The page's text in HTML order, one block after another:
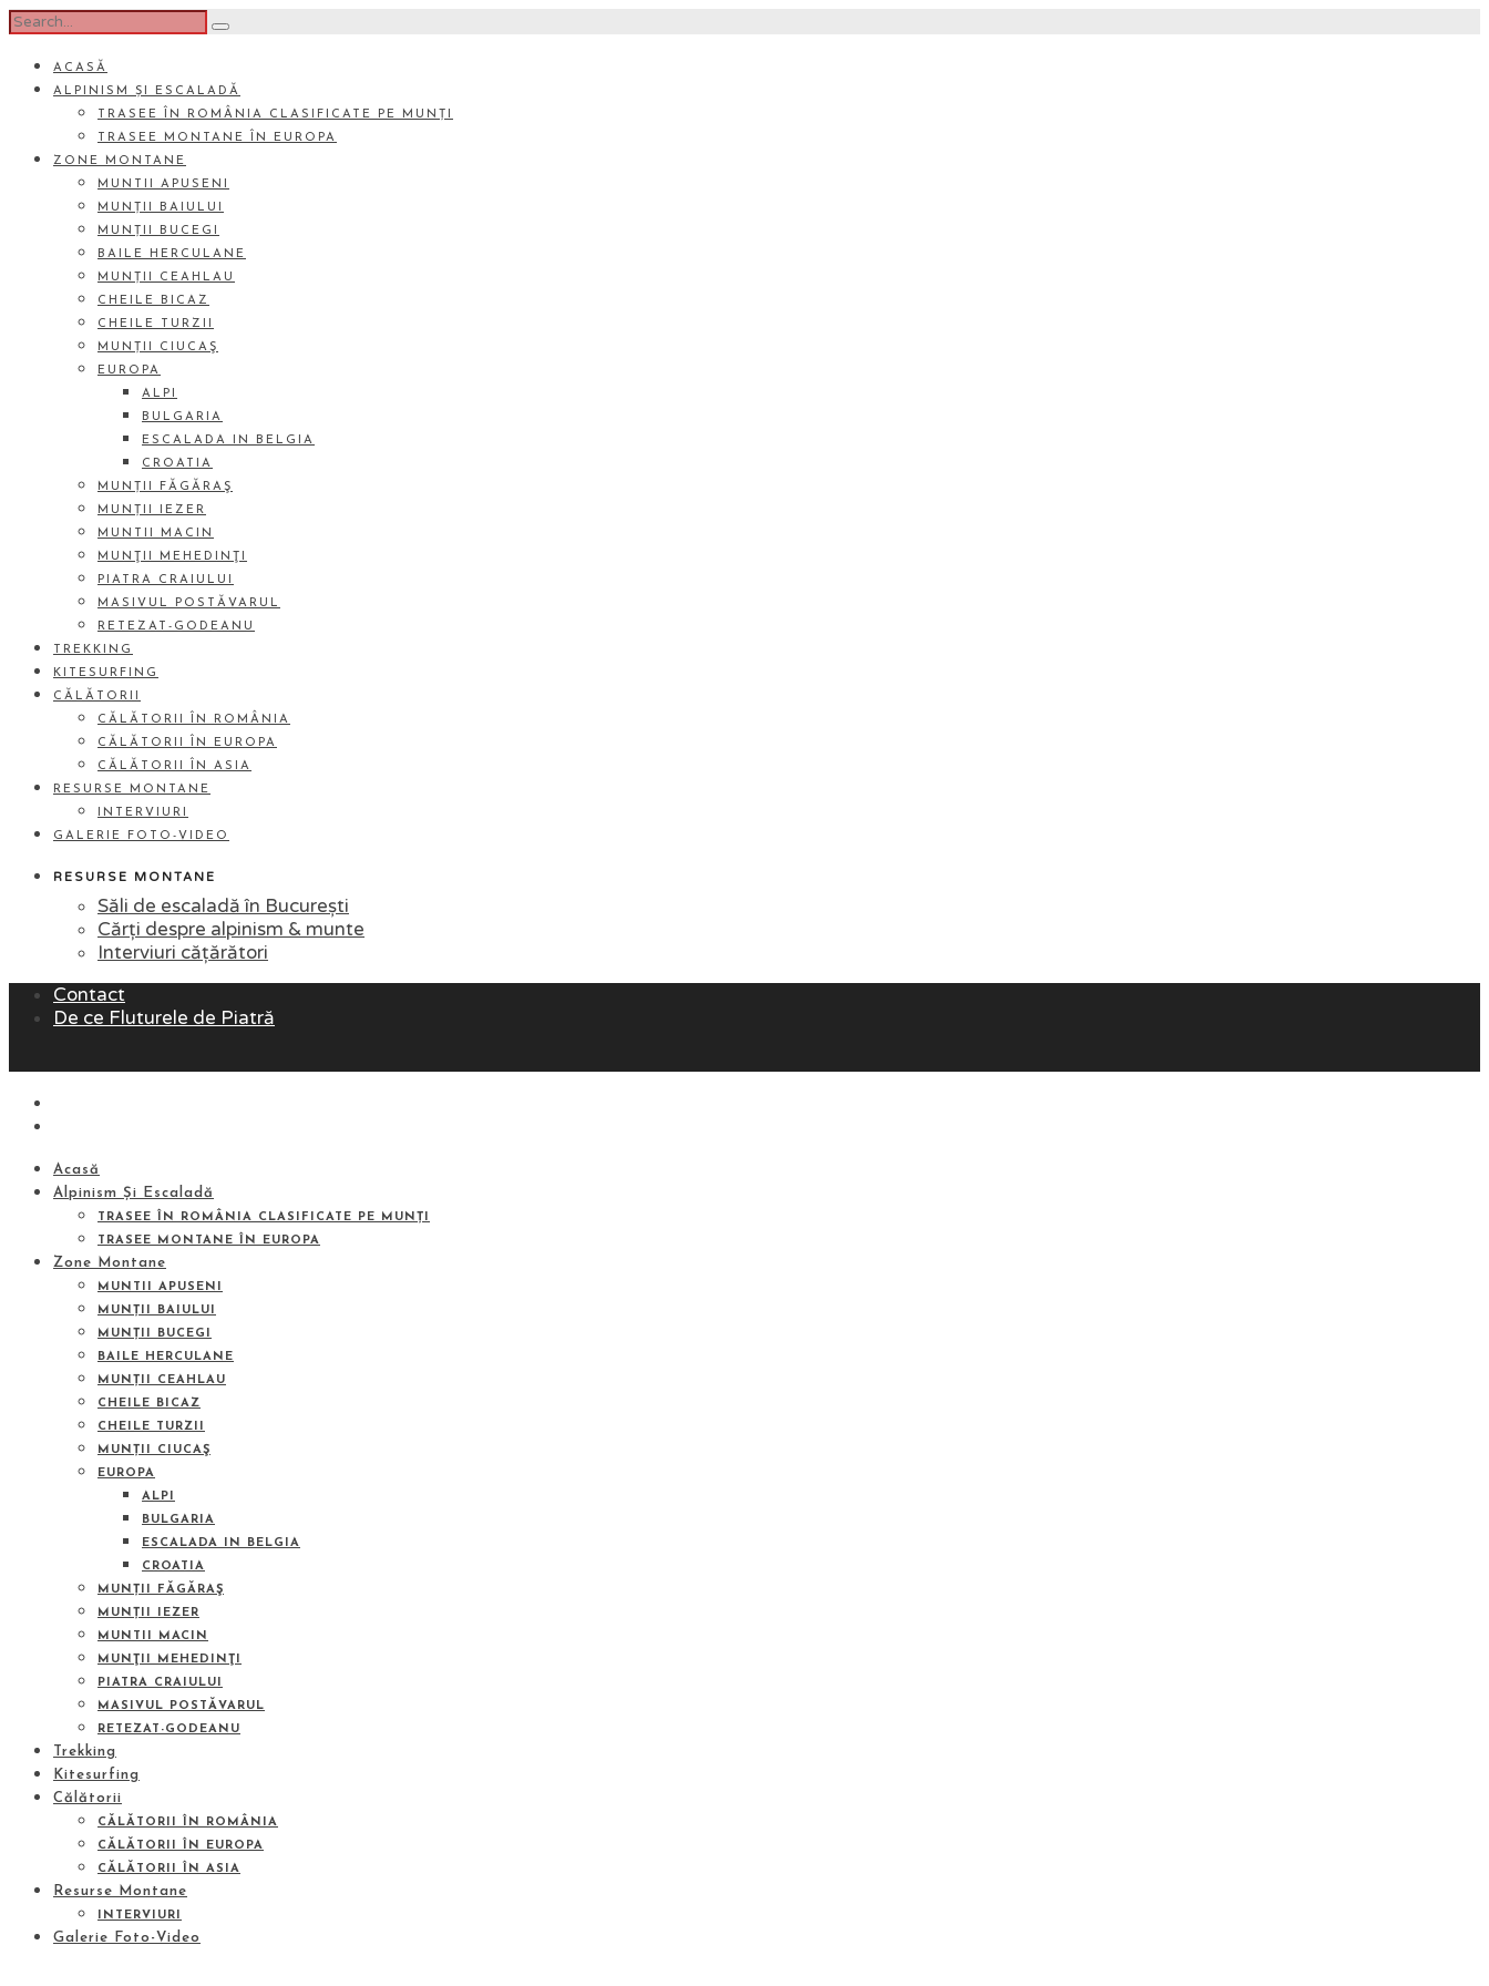
ACASĂ
ALPINISM ȘI ESCALADĂ
TRASEE ÎN ROMÂNIA CLASIFICATE PE MUNȚI
TRASEE MONTANE ÎN EUROPA
ZONE MONTANE
MUNTII APUSENI
MUNȚII BAIULUI
MUNȚII BUCEGI
BAILE HERCULANE
MUNȚII CEAHLAU
CHEILE BICAZ
CHEILE TURZII
MUNȚII CIUCAŞ
EUROPA
ALPI
BULGARIA
ESCALADA IN BELGIA
CROATIA
MUNȚII FĂGĂRAŞ
MUNȚII IEZER
MUNTII MACIN
MUNŢII MEHEDINŢI
PIATRA CRAIULUI
MASIVUL POSTĂVARUL
RETEZAT-GODEANU
TREKKING
KITESURFING
CĂLĂTORII
CĂLĂTORII ÎN ROMÂNIA
CĂLĂTORII ÎN EUROPA
CĂLĂTORII ÎN ASIA
RESURSE MONTANE
INTERVIURI
GALERIE FOTO-VIDEO
RESURSE MONTANE
Săli de escaladă în București
Cărți despre alpinism & munte
Interviuri cățărători
Contact
De ce Fluturele de Piatră
Acasă
Alpinism Și Escaladă
TRASEE ÎN ROMÂNIA CLASIFICATE PE MUNȚI
TRASEE MONTANE ÎN EUROPA
Zone Montane
MUNTII APUSENI
MUNȚII BAIULUI
MUNȚII BUCEGI
BAILE HERCULANE
MUNȚII CEAHLAU
CHEILE BICAZ
CHEILE TURZII
MUNȚII CIUCAŞ
EUROPA
ALPI
BULGARIA
ESCALADA IN BELGIA
CROATIA
MUNȚII FĂGĂRAŞ
MUNȚII IEZER
MUNTII MACIN
MUNŢII MEHEDINŢI
PIATRA CRAIULUI
MASIVUL POSTĂVARUL
RETEZAT-GODEANU
Trekking
Kitesurfing
Călătorii
CĂLĂTORII ÎN ROMÂNIA
CĂLĂTORII ÎN EUROPA
CĂLĂTORII ÎN ASIA
Resurse Montane
INTERVIURI
Galerie Foto-Video